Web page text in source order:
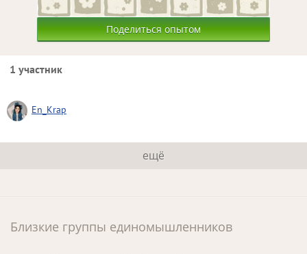
Поделиться опытом
1 участник
En_Krap
ещё
Близкие группы единомышленников